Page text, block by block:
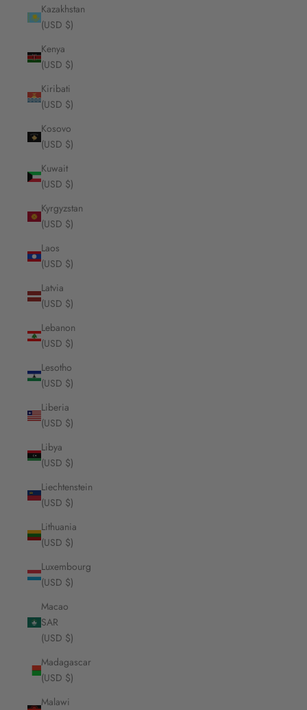
Kazakhstan
(USD $)
Kenya
(USD $)
Kiribati
(USD $)
Kosovo
(USD $)
Kuwait
(USD $)
Kyrgyzstan
(USD $)
Laos
(USD $)
Latvia
(USD $)
Lebanon
(USD $)
Lesotho
(USD $)
Liberia
(USD $)
Libya
(USD $)
Liechtenstein
(USD $)
Lithuania
(USD $)
Luxembourg
(USD $)
Macao
SAR
(USD $)
Madagascar
(USD $)
Malawi